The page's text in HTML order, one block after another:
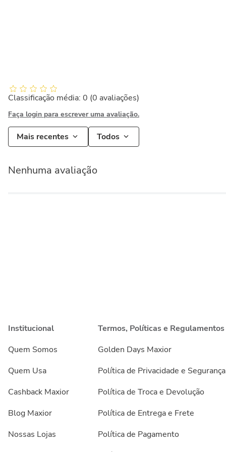
Classificação média: 0 (0 avaliações)
Faça login para escrever uma avaliação.
Mais recentes Todos
Nenhuma avaliação
Institucional
Quem Somos
Quem Usa
Cashback Maxior
Blog Maxior
Nossas Lojas
Termos, Políticas e Regulamentos
Golden Days Maxior
Política de Privacidade e Segurança
Política de Troca e Devolução
Política de Entrega e Frete
Política de Pagamento